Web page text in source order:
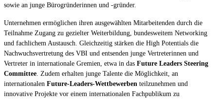
sowie an junge Bürogründerinnen und -gründer.
Unternehmen ermöglichen ihren ausgewählten Mitarbeitenden durch die
Teilnahme Zugang zu gezielter Weiterbildung, bundesweitem Networking
und fachlichem Austausch. Gleichzeitig stärken die High Potentials die
Nachwuchsvertretung des VBI und entsenden junge Vertreterinnen und
Vertreter in internationale Gremien, etwa in das Future Leaders Steering
Committee . Zudem erhalten junge Talente die Möglichkeit, an
internationalen Future-Leaders-Wettbewerben teilzunehmen und
innovative Projekte vor einem internationalen Fachpublikum zu